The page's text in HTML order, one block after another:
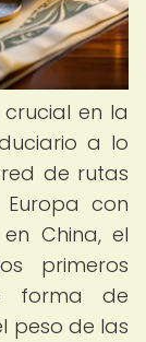
en la
a lo
de rutas
con
China, el
primeros
forma de
peso de las